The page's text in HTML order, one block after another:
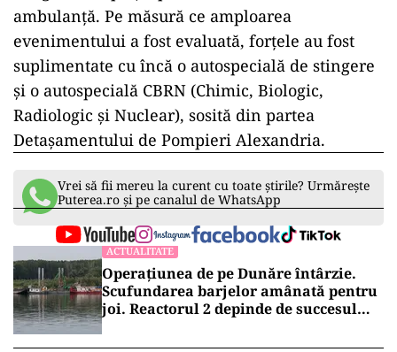
ambulanță. Pe măsură ce amploarea
evenimentului a fost evaluată, forțele au fost
suplimentate cu încă o autospecială de stingere
și o autospecială CBRN (Chimic, Biologic,
Radiologic și Nuclear), sosită din partea
Detașamentului de Pompieri Alexandria.
Vrei să fii mereu la curent cu toate știrile? Urmărește
Puterea.ro și pe canalul de WhatsApp
ACTUALITATE
Operațiunea de pe Dunăre întârzie.
Scufundarea barjelor amânată pentru
joi. Reactorul 2 depinde de succesul